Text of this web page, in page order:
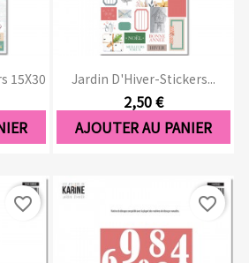
15X30 Jardin D'Hiver-Stickers...
2,50 €
AJOUTER AU PANIER
favorite_border favorite_border